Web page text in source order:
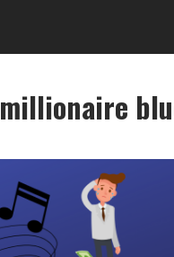
millionaire